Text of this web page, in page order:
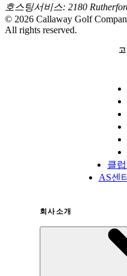
호스팅서비스: 2180
© 2026 Callaway Golf
All rights reserved.
클
AS센
회사소개